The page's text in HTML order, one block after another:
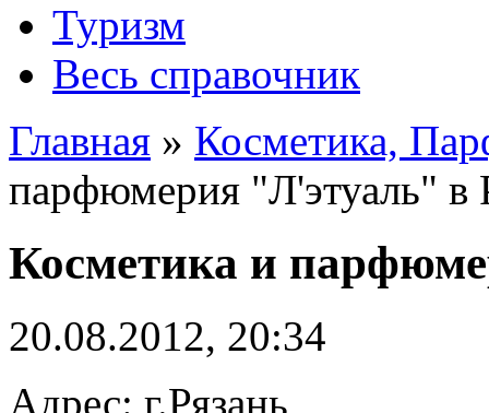
Туризм
Весь справочник
Главная » Косметика,
парфюмерия "Л'этуаль" в
Косметика и
20.08.2012, 20:34
Адрес: г.Рязань